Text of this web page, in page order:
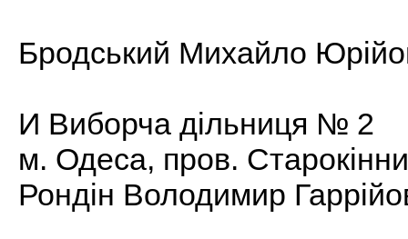
Бродський Михайло
И Виборча дільниця № 2
м. Одеса, пров.
Рондін Володимир